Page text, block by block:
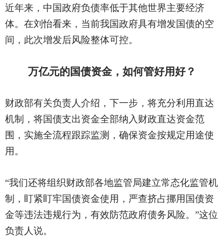
近年来，中国政府负债率低于其他世界主要经济
体。在刘怡看来，当前我国政府具有增发国债的空
间，此次增发后风险整体可控。
万亿元的国债资金，如何管好用好？
财政部有关负责人介绍，下一步，将充分利用直达
机制，将国债支出资金全部纳入财政直达资金范
围，实施全流程跟踪监测，确保资金按规定用途使
用。
“我们还将组织财政部各地监管局建立常态化监管机
制，盯紧盯牢国债资金使用，严查挤占挪用国债资
金等违法违规行为，有效防范政府债务风险。”这位
负责人说。